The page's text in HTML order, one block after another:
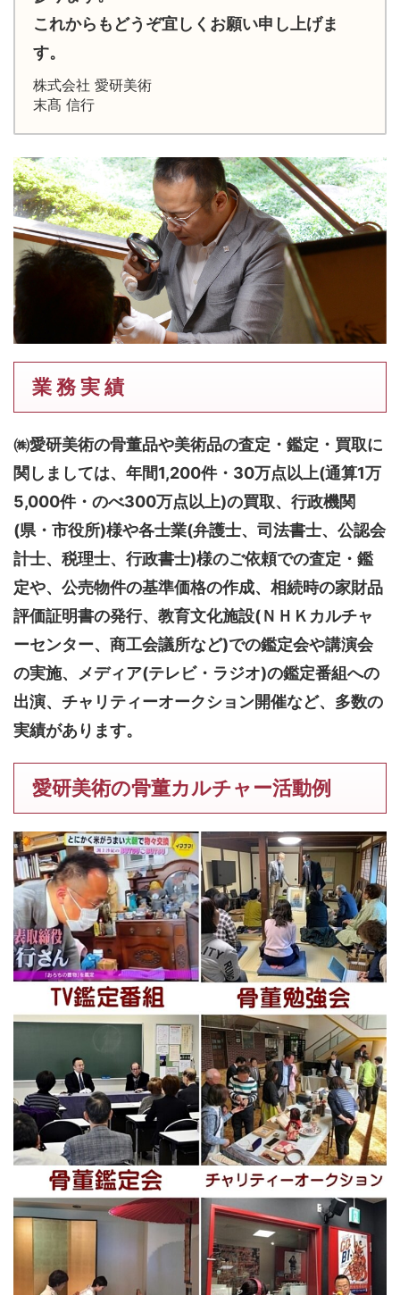
これからもどうぞ宜しくお願い申し上げま
す。
株式会社 愛研美術
末髙 信行
業 務 実 績
㈱愛研美術の骨董品や美術品の査定・鑑定・買取に
関しましては、 年間1,200件・30万点以上(通算1万
5,000件・のべ300万点以上)の買取、行政機関
(県・市役所)様や各士業(弁護士、司法書士、公認会
計士、税理士、行政書士)様のご依頼での査定・鑑
定や、公売物件の基準価格の作成、相続時の家財品
評価証明書の発行、教育文化施設(ＮＨＫカルチャ
ーセンター、商工会議所など)での鑑定会や講演会
の実施、メディア(テレビ・ラジオ)の鑑定番組への
出演、チャリティーオークション開催など、多数の
実績があります。
愛研美術の骨董カルチャー活動例